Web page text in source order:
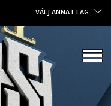
VÄLJ ANNAT LAG